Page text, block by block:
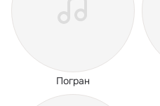
Погран